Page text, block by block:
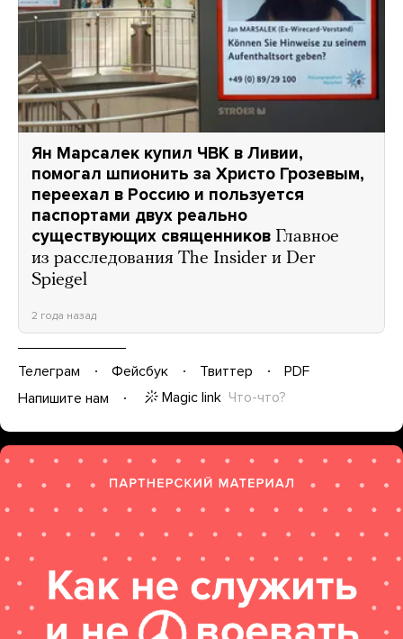
Ян Марсалек купил ЧВК в Ливии,
помогал шпионить за Христо Грозевым,
переехал в Россию и пользуется
паспортами двух реально
существующих священников Главное
из расследования The Insider и Der
Spiegel
2 года назад
Телеграм Фейсбук Твиттер
PDF
Напишите нам
Magic link Что-что?